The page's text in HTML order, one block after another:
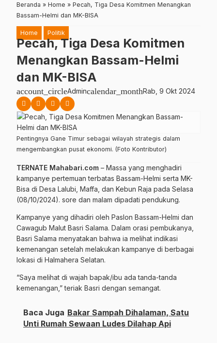
Beranda » Home » Pecah, Tiga Desa Komitmen Menangkan
Bassam-Helmi dan MK-BISA
Home Politik
Pecah, Tiga Desa Komitmen
Menangkan Bassam-Helmi
dan MK-BISA
account_circleAdmincalendar_monthRab, 9 Okt 2024
Pentingnya Gane Timur sebagai wilayah strategis dalam
mengembangkan pusat ekonomi. (Foto Kontributor)
TERNATE Mahabari.com – Massa yang menghadiri
kampanye pertemuan terbatas Bassam-Helmi serta MK-
Bisa di Desa Lalubi, Maffa, dan Kebun Raja pada Selasa
(08/10/2024). sore dan malam dipadati pendukung.
Kampanye yang dihadiri oleh Paslon Bassam-Helmi dan
Cawagub Malut Basri Salama. Dalam orasi pembukanya,
Basri Salama menyatakan bahwa ia melihat indikasi
kemenangan setelah melakukan kampanye di berbagai
lokasi di Halmahera Selatan.
“Saya melihat di wajah bapak/ibu ada tanda-tanda
kemenangan,” teriak Basri dengan semangat.
Baca Juga Bakar Sampah Dihalaman, Satu
Unti Rumah Sewaan Ludes Dilahap Api